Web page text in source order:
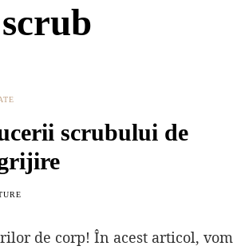
scrub
scrubului de
de corp! În acest articol, vom